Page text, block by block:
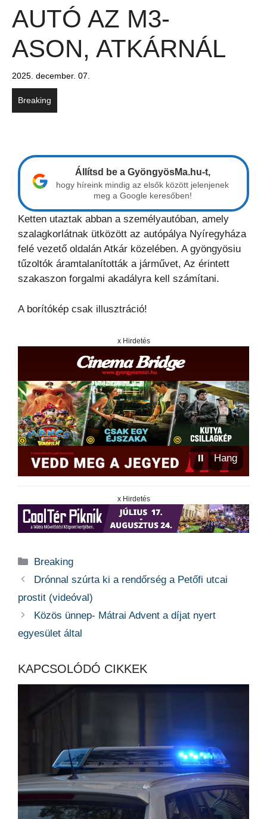
AUTÓ AZ M3-
ASON, ATKÁRNÁL
2025. december. 07.
Breaking
Állítsd be a GyöngyösMa.hu-t,
hogy híreink mindig az elsők között jelenjenek
meg a Google keresőben!
Ketten utaztak abban a személyautóban, amely
szalagkorlátnak ütközött az autópálya Nyíregyháza
felé vezető oldalán Atkár közelében. A gyöngyösiu
tűzoltók áramtalanították a járművet, Az érintett
szakaszon forgalmi akadályra kell számítani.
A borítókép csak illusztráció!
x Hirdetés
⏸ Hang
x Hirdetés
Kategória
Breaking
Drónnal szúrta ki a rendőrség a Petőfi utcai
prostit (videóval)
Közös ünnep- Mátrai Advent a díjat nyert
egyesület által
KAPCSOLÓDÓ CIKKEK